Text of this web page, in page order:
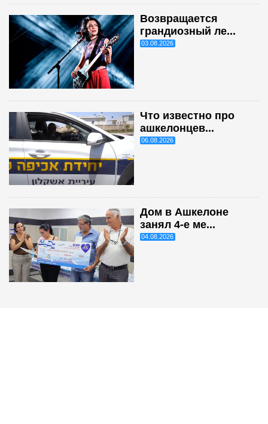
Возвращается
грандиозный ле...
03.08.2026
Что известно про
ашкелонцев...
06.08.2026
Дом в Ашкелоне
занял 4-е ме...
04.08.2026